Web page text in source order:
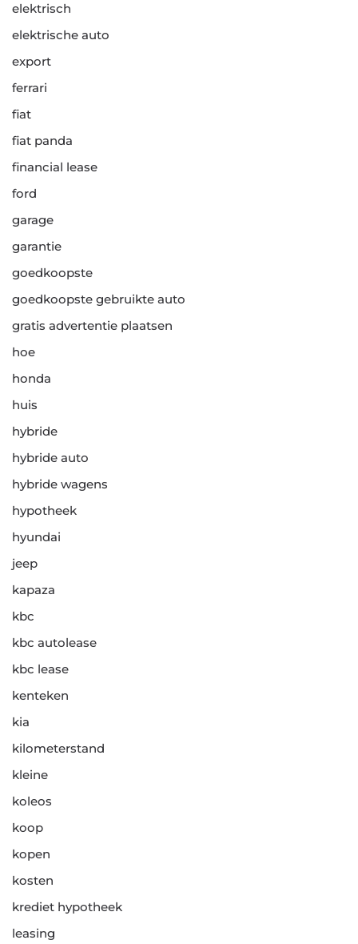
elektrisch
elektrische auto
export
ferrari
fiat
fiat panda
financial lease
ford
garage
garantie
goedkoopste
goedkoopste gebruikte auto
gratis advertentie plaatsen
hoe
honda
huis
hybride
hybride auto
hybride wagens
hypotheek
hyundai
jeep
kapaza
kbc
kbc autolease
kbc lease
kenteken
kia
kilometerstand
kleine
koleos
koop
kopen
kosten
krediet hypotheek
leasing